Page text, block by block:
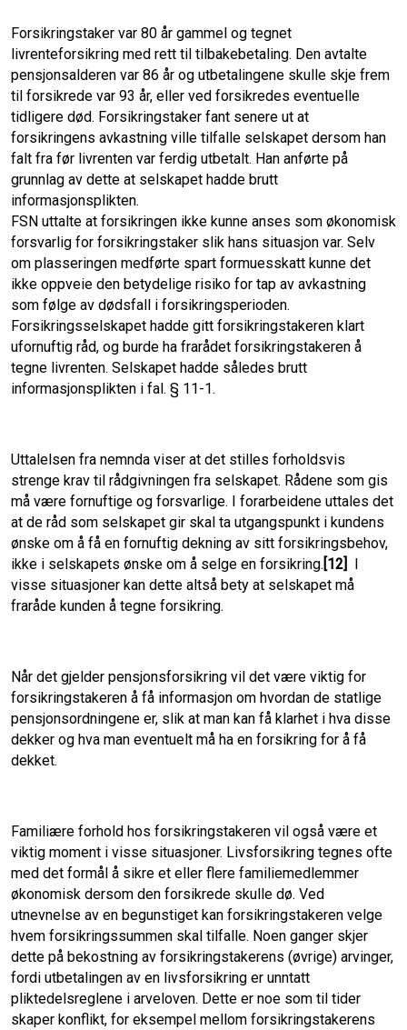
Forsikringstaker var 80 år gammel og tegnet
livrenteforsikring med rett til tilbakebetaling. Den avtalte
pensjonsalderen var 86 år og utbetalingene skulle skje frem
til forsikrede var 93 år, eller ved forsikredes eventuelle
tidligere død. Forsikringstaker fant senere ut at
forsikringens avkastning ville tilfalle selskapet dersom han
falt fra før livrenten var ferdig utbetalt. Han anførte på
grunnlag av dette at selskapet hadde brutt
informasjonsplikten.
FSN uttalte at forsikringen ikke kunne anses som økonomisk
forsvarlig for forsikringstaker slik hans situasjon var. Selv
om plasseringen medførte spart formuesskatt kunne det
ikke oppveie den betydelige risiko for tap av avkastning
som følge av dødsfall i forsikringsperioden.
Forsikringsselskapet hadde gitt forsikringstakeren klart
ufornuftig råd, og burde ha frarådet forsikringstakeren å
tegne livrenten. Selskapet hadde således brutt
informasjonsplikten i fal. § 11-1.
Uttalelsen fra nemnda viser at det stilles forholdsvis
strenge krav til rådgivningen fra selskapet. Rådene som gis
må være fornuftige og forsvarlige. I forarbeidene uttales det
at de råd som selskapet gir skal ta utgangspunkt i kundens
ønske om å få en fornuftig dekning av sitt forsikringsbehov,
ikke i selskapets ønske om å selge en forsikring. [12] I
visse situasjoner kan dette altså bety at selskapet må
fraråde kunden å tegne forsikring.
Når det gjelder pensjonsforsikring vil det være viktig for
forsikringstakeren å få informasjon om hvordan de statlige
pensjonsordningene er, slik at man kan få klarhet i hva disse
dekker og hva man eventuelt må ha en forsikring for å få
dekket.
Familiære forhold hos forsikringstakeren vil også være et
viktig moment i visse situasjoner. Livsforsikring tegnes ofte
med det formål å sikre et eller flere familiemedlemmer
økonomisk dersom den forsikrede skulle dø. Ved
utnevnelse av en begunstiget kan forsikringstakeren velge
hvem forsikringssummen skal tilfalle. Noen ganger skjer
dette på bekostning av forsikringstakerens (øvrige) arvinger,
fordi utbetalingen av en livsforsikring er unntatt
pliktedelsreglene i arveloven. Dette er noe som til tider
skaper konflikt, for eksempel mellom forsikringstakerens